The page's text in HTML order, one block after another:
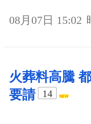
08月07日 15:02
火葬料高騰
要請
14